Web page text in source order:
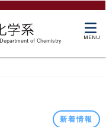
MENU
新着情報